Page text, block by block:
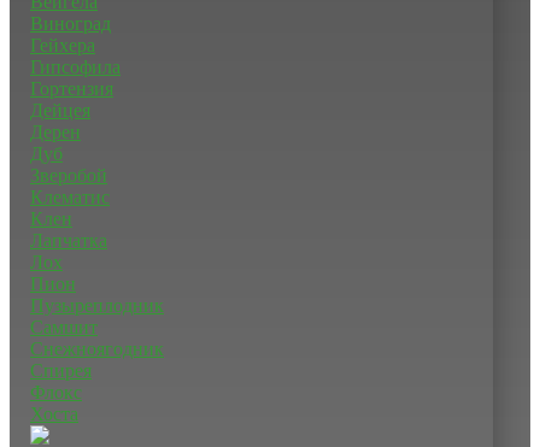
Виноград
Гейхера
Гипсофила
Гортензия
Дейцея
Дерен
Дуб
Зверобой
Клематис
Клен
Лапчатка
Лох
Пион
Пузыреплодник
Самшит
Снежноягодник
Спирея
Флокс
Хоста